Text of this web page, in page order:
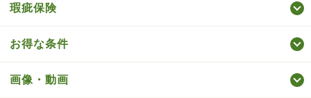
瑕疵保険
お得な条件
画像・動画